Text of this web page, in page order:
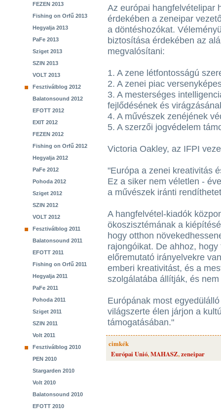
FEZEN 2013
Fishing on Orfű 2013
Hegyalja 2013
PaFe 2013
Sziget 2013
SZIN 2013
VOLT 2013
Fesztiválblog 2012
Balatonsound 2012
EFOTT 2012
EXIT 2012
FEZEN 2012
Fishing on Orfű 2012
Hegyalja 2012
PaFe 2012
Pohoda 2012
Sziget 2012
SZIN 2012
VOLT 2012
Fesztiválblog 2011
Balatonsound 2011
EFOTT 2011
Fishing on Orfű 2011
Hegyalja 2011
PaFe 2011
Pohoda 2011
Sziget 2011
SZIN 2011
Volt 2011
Fesztiválblog 2010
PEN 2010
Stargarden 2010
Volt 2010
Balatonsound 2010
EFOTT 2010
Az európai hangfelvételipar
érdekében a zeneipar
a döntéshozókat.
biztosítása érdekében az
megvalósítani:
1. A zene létfontosságú
2. A zenei piac
3. A mesterséges
fejlődésének és
4. A művészek zenéjének
5. A szerzői jogvédelem
Victoria Oakley, az IFPI
"Európa a zenei kreativitás
Ez a siker nem véletlen -
a művészek iránti
A hangfelvétel-kiadók
ökoszisztémának a
hogy otthon
rajongóikat. De ahhoz,
előremutató irányelvekre
emberi kreativitást, és a
szolgálatába állítják, és
Európának most
világszerte élen járjon a
támogatásában."
cimkék
Európai Unió,MAHASZ,zeneipar